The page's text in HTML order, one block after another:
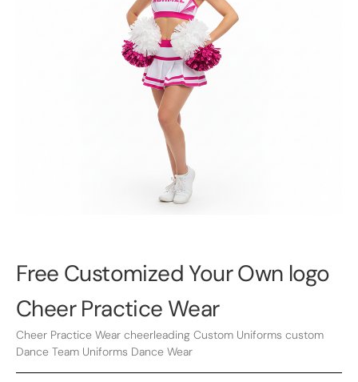
Free Customized Your Own logo
Cheer Practice Wear
Cheer Practice Wear cheerleading Custom Uniforms custom
Dance Team Uniforms Dance Wear